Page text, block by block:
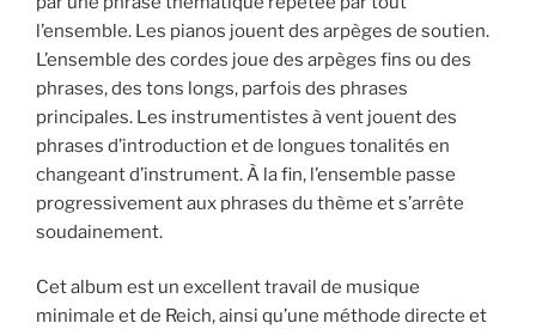
l’ensemble. Les pianos jouent des arpèges de soutien.
L’ensemble des cordes joue des arpèges fins ou des
phrases, des tons longs, parfois des phrases
principales. Les instrumentistes à vent jouent des
phrases d’introduction et de longues tonalités en
changeant d’instrument. À la fin, l’ensemble passe
progressivement aux phrases du thème et s’arrête
soudainement.
Cet album est un excellent travail de musique
minimale et de Reich, ainsi qu’une méthode directe et